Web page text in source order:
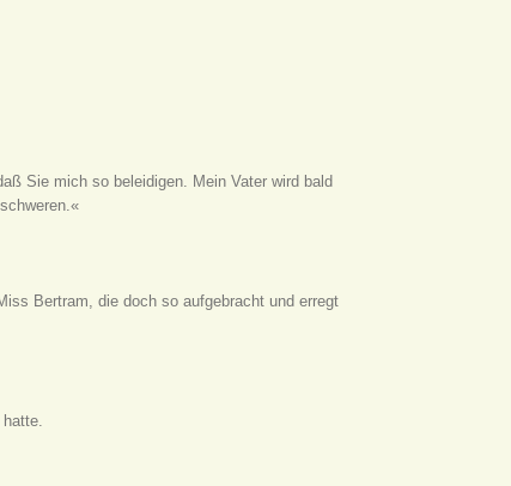
Sie mich so beleidigen. Mein Vater wird bald
Bertram, die doch so aufgebracht und erregt